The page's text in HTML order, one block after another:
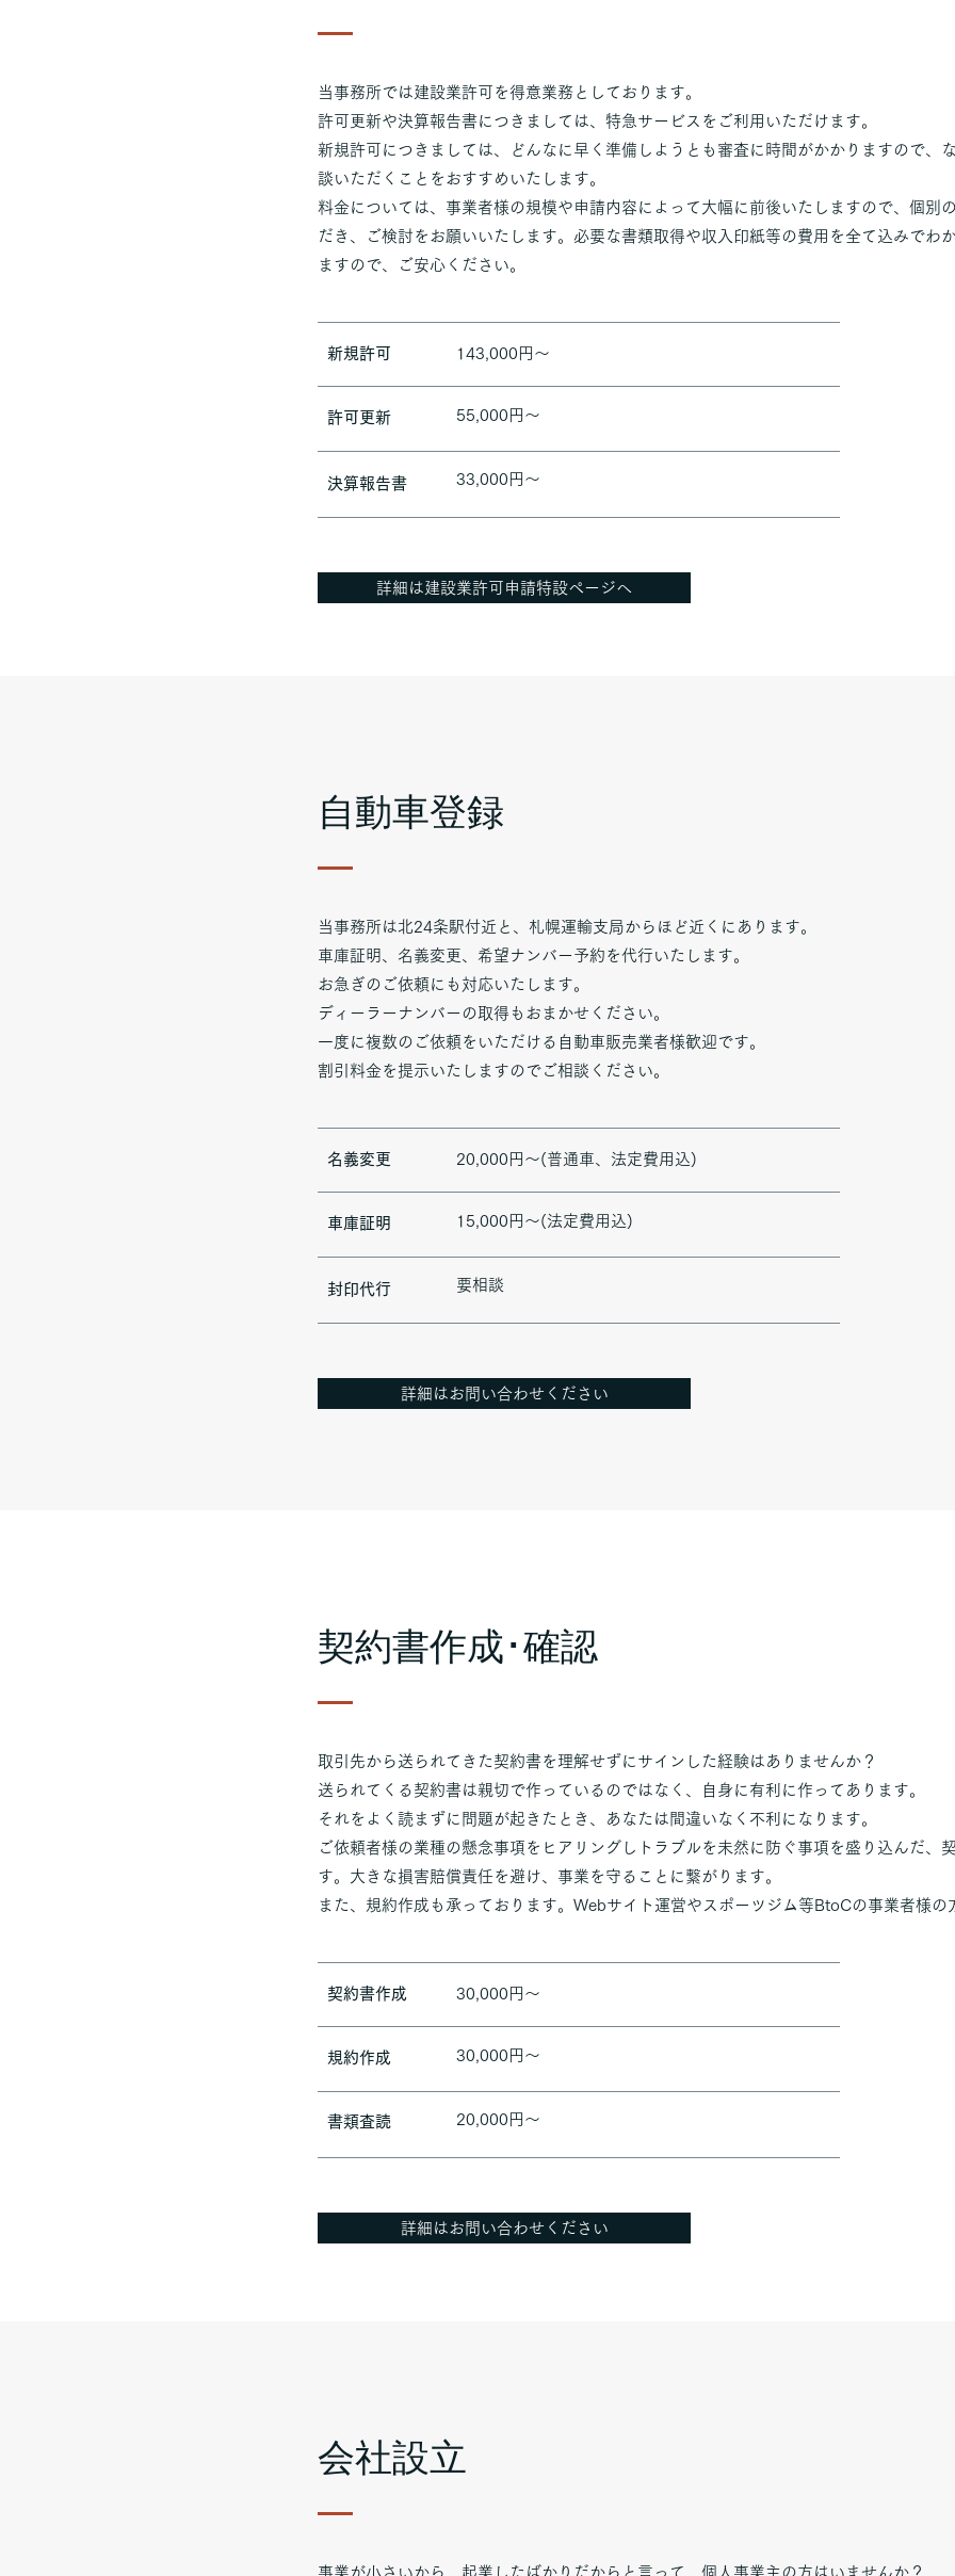
​当事務所では建設業許可を得意業務としております。
許可更新や決算報告書につきましては、特急サービスをご利用いただけます。
新規許可につきましては、どんなに早く準備しようとも審査に時間がかかりますので、
談いただくことをおすすめいたします。
料金については、事業者様の規模や申請内容によって大幅に前後いたしますので、個別
だき、ご検討をお願いいたします。必要な書類取得や収入印紙等の費用を全て込みでわ
ますので、ご安心ください。
新規許可 143,000円～
許可更新 55,000円～
決算報告書 33,000円～
詳細は建設業許可申請特設ページへ
​自動車登録
当事務所は北24条駅付近と、札幌運輸支局からほど近くにあります。
車庫証明、名義変更、希望ナンバー予約を代行いたします。
お急ぎのご依頼にも対応いたします。
ディーラーナンバーの取得もおまかせください。
一度に複数のご依頼をいただける自動車販売業者様歓迎です。
割引料金を提示いたしますのでご相談ください。
​名義変更 20,000円～(普通車、法定費用込)
​車庫証明 15,000円～(法定費用込)
​封印代行 ​要相談
詳細はお問い合わせください
契約書作成･確認
取引先から送られてきた契約書を理解せずにサインした経験はありませんか？
送られてくる契約書は親切で作っているのではなく、自身に有利に作ってあります。
それをよく読まずに問題が起きたとき、あなたは間違いなく不利になります。
ご依頼者様の業種の懸念事項をヒアリングしトラブルを未然に防ぐ事項を盛り込んだ、
す。大きな損害賠償責任を避け、事業を守ることに繋がります。
また、規約作成も承っております。Webサイト運営やスポーツジム等BtoCの事業者様の
​契約書作成 30,000円～
​規約作成 30,000円～
​書類査読 20,000円～
詳細はお問い合わせください
会社設立
事業が小さいから、起業したばかりだからと言って、個人事業主の方はいませんか？